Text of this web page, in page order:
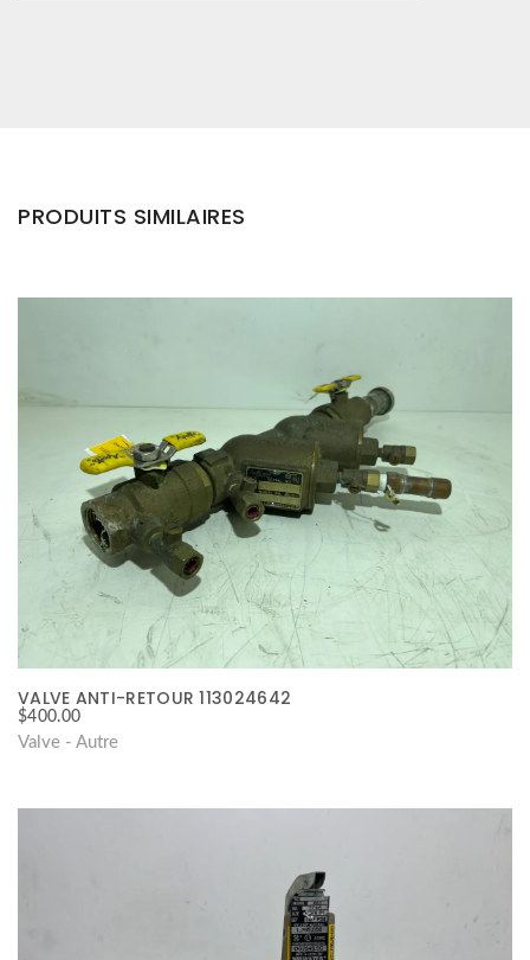
PRODUITS SIMILAIRES
VALVE ANTI-RETOUR 113024642
$400.00
Valve - Autre